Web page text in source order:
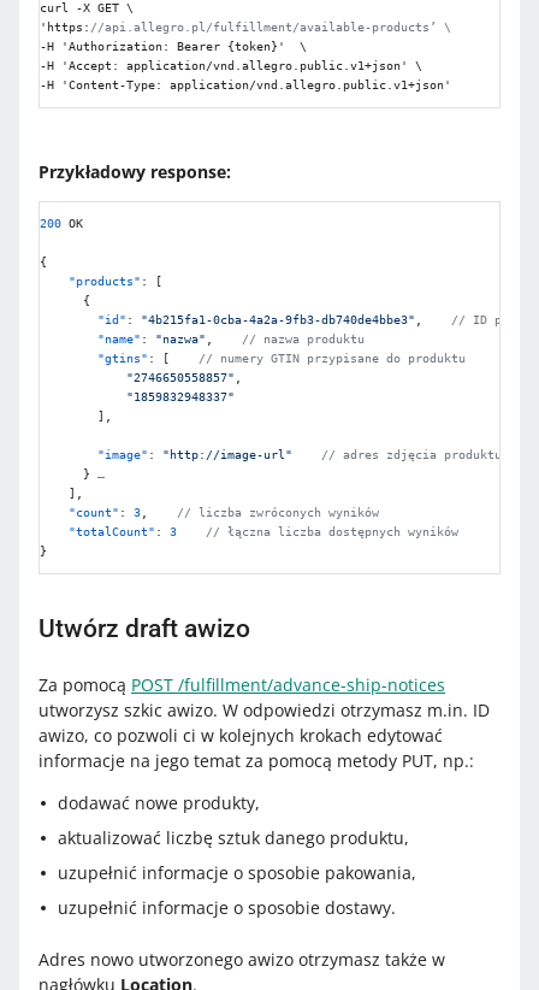
curl -X GET \
'https : //api.allegro.pl/fulfillment/available-products’ \
-H 'Authorization: Bearer {token} '  \
-H 'Accept :
application/vnd.allegro.public.v1+json' \
-H 'Content-Type: application/vnd.allegro.public.v1+json'
Przykładowy response:
200 OK
{
"products" :
[
{
"id" : "4b215fa1-0cba-4a2a-9fb3-db740de4bbe3"
// ID
"name" : "nazwa"
// nazwa produktu
"gtins" : [
// numery GTIN przypisane do produktu
"2746650558857"
"1859832948337"
]
"image" : "http://image-url"
// adres zdjęcia produktu
}
]
"count" : 3
// liczba zwróconych wyników
"totalCount" : 3
// łączna liczba dostępnych wyników
}
Utwórz draft awizo
Za pomocą POST /fulfillment/advance-ship-notices
utworzysz szkic awizo. W odpowiedzi otrzymasz m.in. ID
awizo, co pozwoli ci w kolejnych krokach edytować
informacje na jego temat za pomocą metody PUT, np.:
dodawać nowe produkty,
aktualizować liczbę sztuk danego produktu,
uzupełnić informacje o sposobie pakowania,
uzupełnić informacje o sposobie dostawy.
Adres nowo utworzonego awizo otrzymasz także w
nagłówku Location.